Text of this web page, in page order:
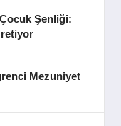
Şenliği:
Mezuniyet